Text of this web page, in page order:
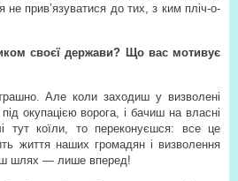
прив’язуватися до тих, з ким пліч-о-
своєї держави? Що вас мотивує
Але коли заходиш у визволені
окупацією ворога, і бачиш на власні
тут коїли, то переконуєшся: все це
життя наших громадян і визволення
шлях — лише вперед!